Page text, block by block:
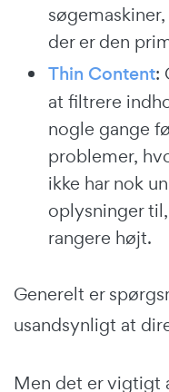
der er den
Thin Content:
at filtrere
nogle gange
problemer,
ikke har nok
oplysninger
rangere højt.
Generelt er
usandsynligt at
Men det er